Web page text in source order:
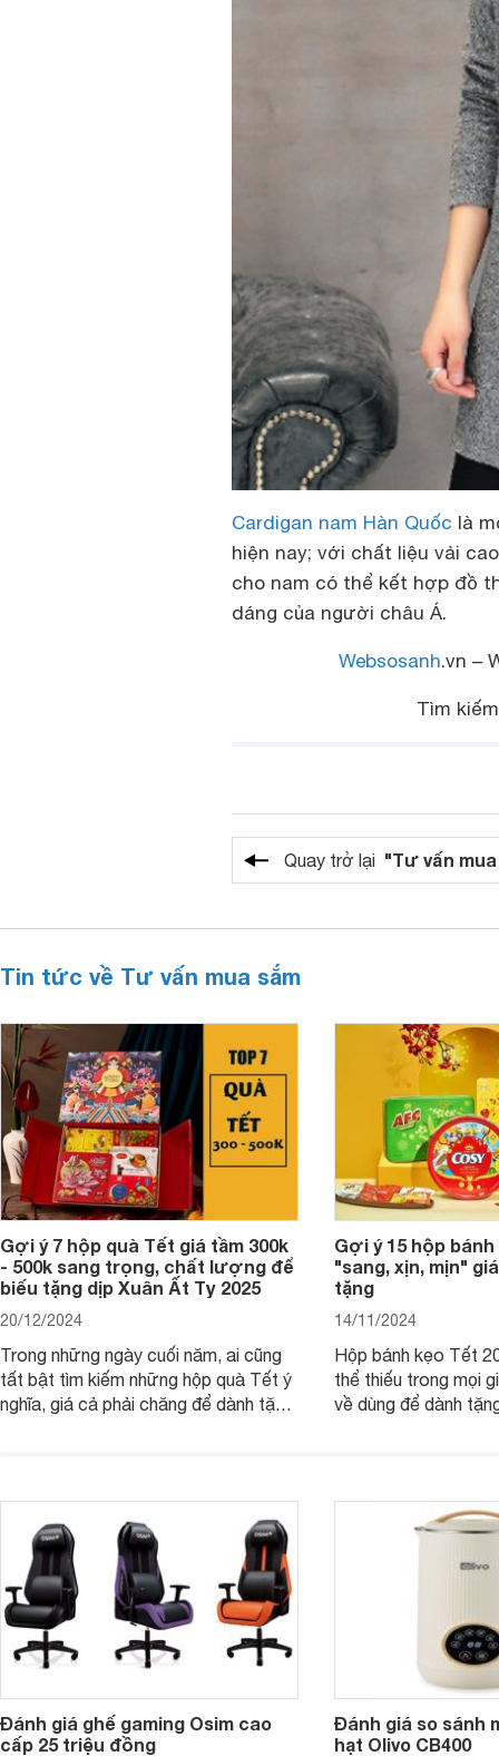
Cardigan nam Hàn Quốc là
hiện nay; với chất liệu vải
cho nam có thể kết hợp đồ
dáng của người châu Á.
Websosanh.vn –
Tìm
Quay trở lại "Tư vấn
Tin tức về Tư vấn mua sắm
Gợi ý 7 hộp quà Tết giá tầm 300k
- 500k sang trọng, chất lượng để
biếu tặng dịp Xuân Ất Tỵ 2025
20/12/2024
Trong những ngày cuối năm, ai cũng
tất bật tìm kiếm những hộp quà Tết ý
nghĩa, giá cả phải chăng để dành tặng
- 500k đẹp mắt nhé.
Gợi ý 15 hộp
"sang, xịn, mịn"
tặng
14/11/2024
Hộp bánh kẹo Tết
thể thiếu trong mọi
về dùng để dành
2025 mới vừa sang,
mua sắm cuối năm.
Đánh giá ghế gaming Osim cao
cấp 25 triệu đồng
Đánh giá so sánh
hạt Olivo CB400